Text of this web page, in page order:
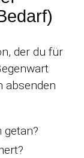
der du für
absenden
getan?